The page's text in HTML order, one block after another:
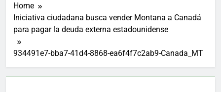
Home
Iniciativa ciudadana busca vender Montana a Canadá
para pagar la deuda externa estadounidense
934491e7-bba7-41d4-8868-ea6f4f7c2ab9-Canada_MT